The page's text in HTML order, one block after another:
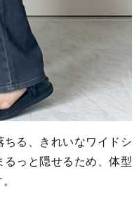
る、きれいなワイドシ
っと隠せるため、体型